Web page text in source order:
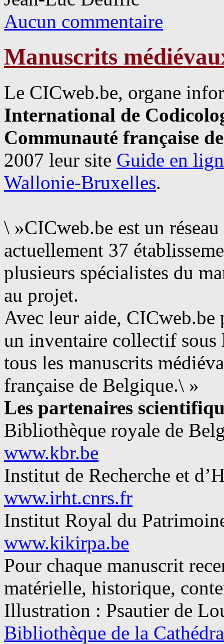
Aucun commentaire
Manuscrits
Le CICweb.be, organe
International de
Communauté française
2007 leur site Guide en
Wallonie-Bruxelles.
\ »CICweb.be est un
actuellement 37
plusieurs spécialistes du
au projet.
Avec leur aide, CICweb.be
un inventaire collectif sous
tous les manuscrits
française de Belgique.\ »
Les partenaires
Bibliothèque royale de
www.kbr.be
Institut de Recherche et
www.irht.cnrs.fr
Institut Royal du
www.kikirpa.be
Pour chaque manuscrit
matérielle, historique,
Illustration : Psautier de
Bibliothèque de la